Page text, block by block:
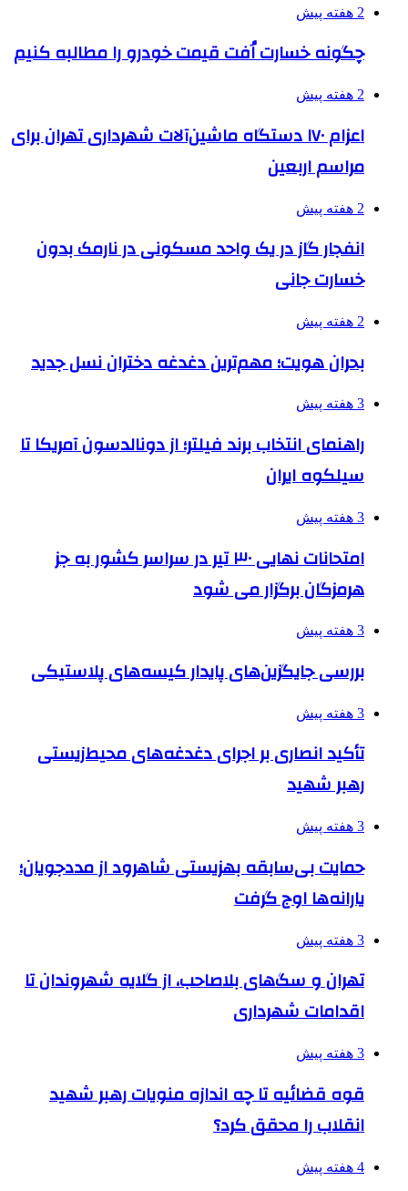
2 هفته پیش
چگونه خسارت اُفت قیمت خودرو را مطالبه کنیم
2 هفته پیش
اعزام ۱۷۰ دستگاه ماشین‌آلات شهرداری تهران برای
مراسم اربعین
2 هفته پیش
انفجار گاز در یک واحد مسکونی در نارمک بدون
خسارت جانی
2 هفته پیش
بحران هویت؛ مهم‌ترین دغدغه دختران نسل جدید
3 هفته پیش
راهنمای انتخاب برند فیلتر؛ از دونالدسون آمریکا تا
سیلکوه ایران
3 هفته پیش
امتحانات نهایی ۳۰ تیر در سراسر کشور به جز
هرمزگان برگزار می شود
3 هفته پیش
بررسی جایگزین‌های پایدار کیسه‌های پلاستیکی
3 هفته پیش
تأکید انصاری بر اجرای دغدغه‌های محیط‌زیستی
رهبر شهید
3 هفته پیش
حمایت بی‌سابقه بهزیستی شاهرود از مددجویان؛
یارانه‌ها اوج گرفت
3 هفته پیش
تهران و سگ‌های بلاصاحب، از گلایه شهروندان تا
اقدامات شهرداری
3 هفته پیش
قوه قضائیه تا چه اندازه منویات رهبر شهید
انقلاب را محقق کرد؟
4 هفته پیش